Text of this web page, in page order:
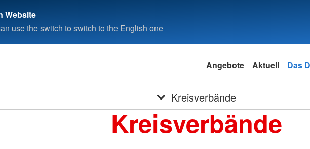
Website
use the switch to switch to the English one
Angebote Aktuell Das
Kreisverbände
Kreisverbände